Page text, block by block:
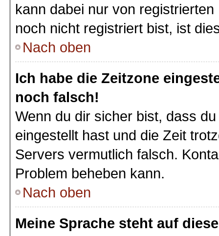
kann dabei nur von
noch nicht registriert bist, ist
Nach oben
Ich habe die Zeitzone
noch falsch!
Wenn du dir sicher bist, dass
eingestellt hast und die Zeit
Servers vermutlich falsch.
Problem beheben kann.
Nach oben
Meine Sprache steht auf